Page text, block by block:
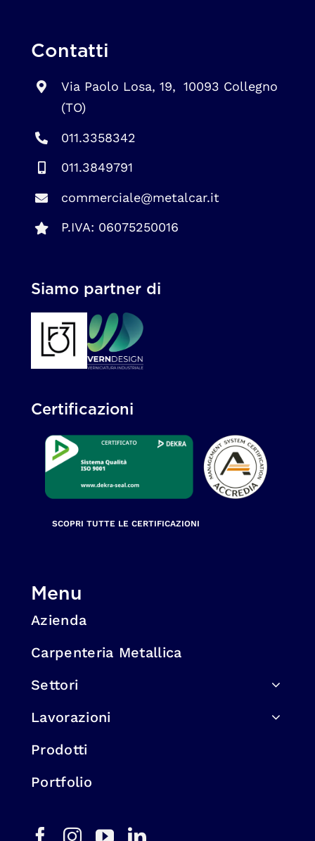
Contatti
Via Paolo Losa, 19, 10093 Collegno
(TO)
011.3358342
011.3849791
commerciale@metalcar.it
P.IVA: 06075250016
Menu
Azienda
Carpenteria Metallica
Settori
Lavorazioni
Prodotti
Portfolio
Siamo partner di
Certificazioni
SCOPRI TUTTE LE CERTIFICAZIONI